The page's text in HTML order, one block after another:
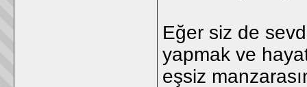
Eğer siz de
yapmak ve
eşsiz